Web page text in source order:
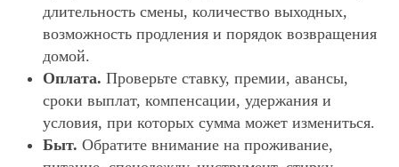
длительность смены, количество выходных,
возможность продления и порядок возвращения
домой.
Оплата. Проверьте ставку, премии, авансы,
сроки выплат, компенсации, удержания и
условия, при которых сумма может измениться.
Быт. Обратите внимание на проживание,